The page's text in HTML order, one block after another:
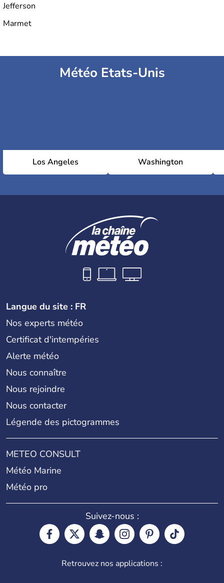
Jefferson
Marmet
Météo Etats-Unis
Los Angeles Washington
Langue du site : FR
Nos experts météo
Certificat d'intempéries
Alerte météo
Nous connaître
Nous rejoindre
Nous contacter
Légende des pictogrammes
METEO CONSULT
Météo Marine
Météo pro
Suivez-nous :
Retrouvez nos applications :